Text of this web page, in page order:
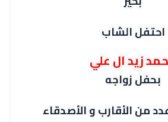
احتفل الشاب
زيد ال علي
بحفل زواجه
من الأقارب و الأصدقاء